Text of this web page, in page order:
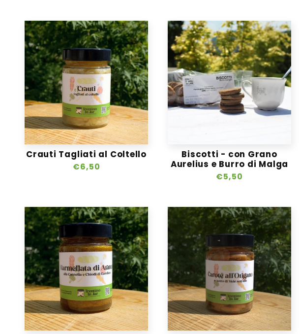
l
e
z
i
o
n
e
Crauti Tagliati al Coltello
Prezzo
€6,50
Biscotti - con Grano
Aurelius e Burro di Malga
Prezzo
€5,50